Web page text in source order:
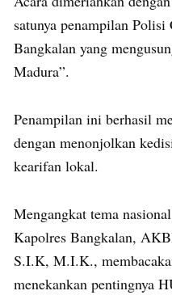
satunya penampilan
Bangkalan yang
Madura”.
Penampilan ini berhasil
dengan menonjolkan
kearifan lokal.
Mengangkat tema
Kapolres Bangkalan,
S.I.K, M.I.K.,
menekankan pentingnya